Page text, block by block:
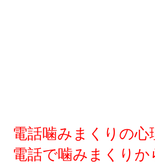
電話噛みまくりの心
電話で噛みまくりか